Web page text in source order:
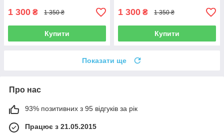
1 300 ₴ 1 350 ₴
Купити
1 300 ₴ 1 350 ₴
Купити
Показати ще
Про нас
93% позитивних з 95 відгуків за рік
Працює з 21.05.2015